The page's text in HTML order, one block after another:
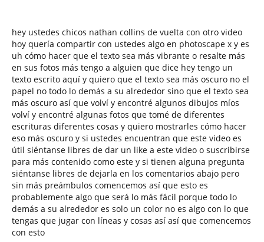
hey ustedes chicos nathan collins de vuelta con otro video
hoy quería compartir con ustedes algo en photoscape x y es
uh cómo hacer que el texto sea más vibrante o resalte más
en sus fotos más tengo a alguien que dice hey tengo un
texto escrito aquí y quiero que el texto sea más oscuro no el
papel no todo lo demás a su alrededor sino que el texto sea
más oscuro así que volví y encontré algunos dibujos míos
volví y encontré algunas fotos que tomé de diferentes
escrituras diferentes cosas y quiero mostrarles cómo hacer
eso más oscuro y si ustedes encuentran que este video es
útil siéntanse libres de dar un like a este video o suscribirse
para más contenido como este y si tienen alguna pregunta
siéntanse libres de dejarla en los comentarios abajo pero
sin más preámbulos comencemos así que esto es
probablemente algo que será lo más fácil porque todo lo
demás a su alrededor es solo un color no es algo con lo que
tengas que jugar con líneas y cosas así así que comencemos
con esto